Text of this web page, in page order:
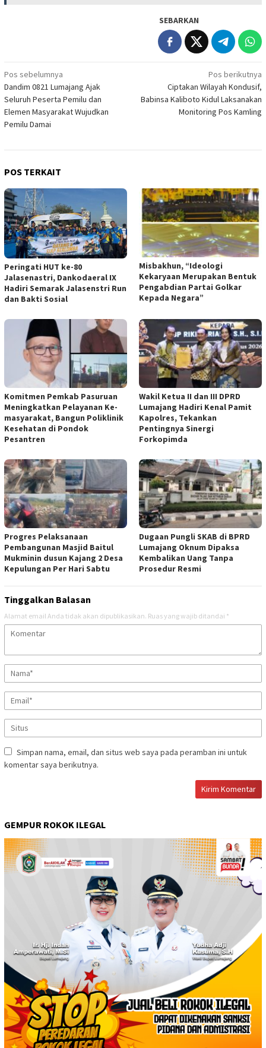
SEBARKAN
Navigasi
pos
Pos sebelumnya
Dandim 0821 Lumajang Ajak
Seluruh Peserta Pemilu dan
Elemen Masyarakat Wujudkan
Pemilu Damai
Pos berikutnya
Ciptakan Wilayah Kondusif,
Babinsa Kaliboto Kidul Laksanakan
Monitoring Pos Kamling
POS TERKAIT
Peringati HUT ke-80
Jalasenastri, Dankodaeral IX
Hadiri Semarak Jalasenstri Run
dan Bakti Sosial
Misbakhun, “Ideologi
Kekaryaan Merupakan Bentuk
Pengabdian Partai Golkar
Kepada Negara”
Komitmen Pemkab Pasuruan
Meningkatkan Pelayanan Ke-
masyarakat, Bangun Poliklinik
Kesehatan di Pondok
Pesantren
Wakil Ketua II dan III DPRD
Lumajang Hadiri Kenal Pamit
Kapolres, Tekankan
Pentingnya Sinergi
Forkopimda
Progres Pelaksanaan
Pembangunan Masjid Baitul
Mukminin dusun Kajang 2 Desa
Kepulungan Per Hari Sabtu
Dugaan Pungli SKAB di BPRD
Lumajang Oknum Dipaksa
Kembalikan Uang Tanpa
Prosedur Resmi
Tinggalkan Balasan
Alamat email Anda tidak akan dipublikasikan. Ruas yang wajib ditandai *
Simpan nama, email, dan situs web saya pada peramban ini untuk
komentar saya berikutnya.
GEMPUR ROKOK ILEGAL